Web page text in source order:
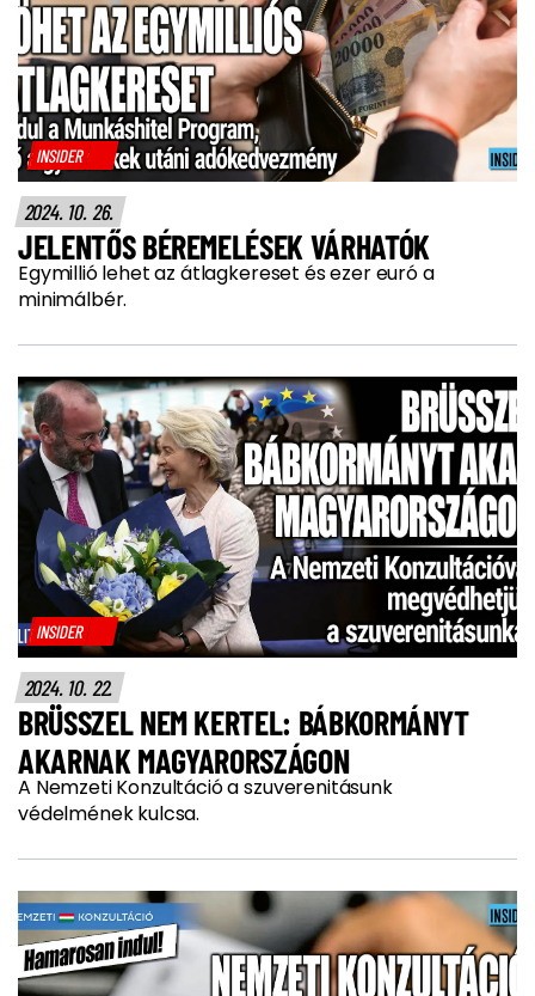
INSIDER
2024. 10. 26.
JELENTŐS BÉREMELÉSEK VÁRHATÓK
Egymillió lehet az átlagkereset és ezer euró a
minimálbér.
INSIDER
2024. 10. 22.
BRÜSSZEL NEM KERTEL: BÁBKORMÁNYT
AKARNAK MAGYARORSZÁGON
A Nemzeti Konzultáció a szuverenitásunk
védelmének kulcsa.